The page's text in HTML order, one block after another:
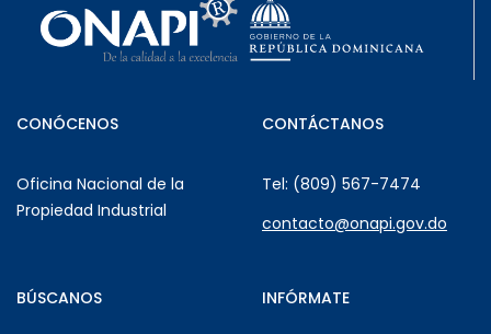
CONÓCENOS
Oficina Nacional de la
Propiedad Industrial
CONTÁCTANOS
Tel: (809) 567-7474
contacto@onapi.gov.do
BÚSCANOS INFÓRMATE